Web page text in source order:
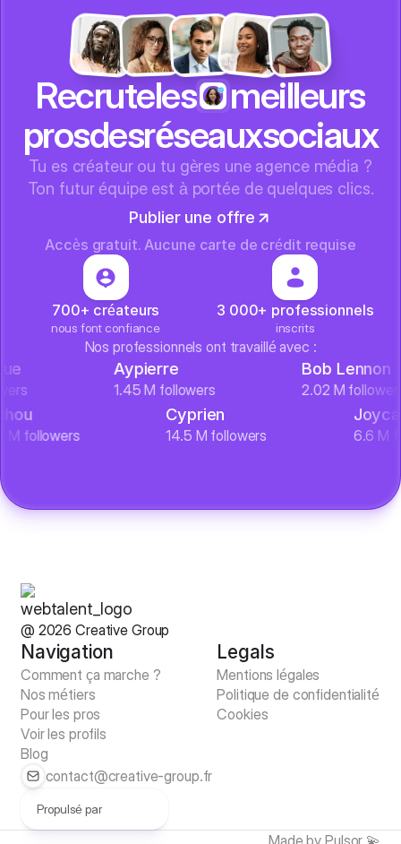
Recruteles
meilleurs
prosdesréseauxsociaux
Tu es créateur ou tu gères une agence média ?
Ton futur équipe est à portée de quelques clics.
Publier une offre
Accès gratuit. Aucune carte de crédit requise
700+ créateurs
nous font confiance
3 000+ professionnels
inscrits
Nos professionnels ont travaillé avec :
Aypierre
1.45 M followers
Bob Lennon
2.02 M followers
Michou
10.4 M followers
Cyprien
14.5 M followers
@ 2026 Creative Group
contact@creative-group.fr
Propulsé par
Navigation
Comment ça marche ?
Nos métiers
Pour les pros
Voir les profils
Blog
Legals
Mentions légales
Politique de confidentialité
Cookies